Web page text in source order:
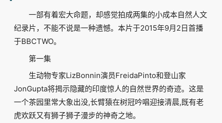
一部有着宏大命题，却感觉拍成两集的小成本自然人文
纪录片，不能不说是一种遗憾。本片于2015年9月2日首播
于BBCTWO。
第一集
生动物专家LizBonnin演员FreidaPinto和登山家
JonGupta将揭示隐藏的印度惊人的自然世界的奇迹。这是
一个茶园里常大象出没,长臂猿在树冠吟唱迎接清晨,既有老
虎欢跃又有狮子狮子漫步的神奇之地。